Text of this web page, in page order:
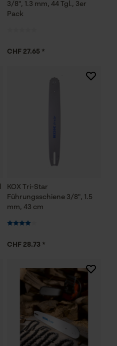
3/8", 1.3 mm, 44 Tgl., 3er
Pack
CHF 27.65 *
KOX Tri-Star
Führungsschiene 3/8", 1.5
mm, 43 cm
CHF 28.73 *